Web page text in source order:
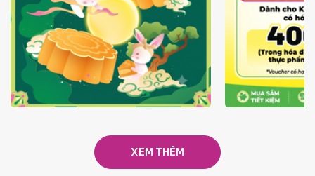
TRAO TẾT TRĂNG TRÒN GẮN
GIÁ LUÔN
XEM THÊM